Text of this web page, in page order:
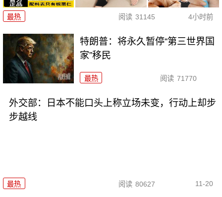
最热 阅读 31145 4小时前
特朗普：将永久暂停“第三世界国
家”移民
最热 阅读 71770
外交部：日本不能口头上称立场未变，行动上却步
步越线
最热 阅读 80627 11-20